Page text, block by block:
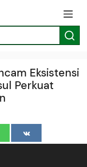
Eksistensi
Perkuat